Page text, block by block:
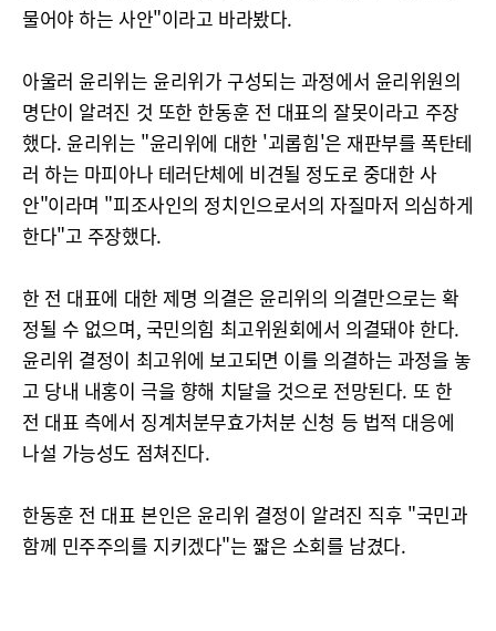
물어야 하는 사안"이라고 바라봤다.
아울러 윤리위는 윤리위가 구성되는 과정에서 윤리위원의
명단이 알려진 것 또한 한동훈 전 대표의 잘못이라고 주장
했다. 윤리위는 "윤리위에 대한 '괴롭힘'은 재판부를 폭탄테
러 하는 마피아나 테러단체에 비견될 정도로 중대한 사
안"이라며 "피조사인의 정치인으로서의 자질마저 의심하게
한다"고 주장했다.
한 전 대표에 대한 제명 의결은 윤리위의 의결만으로는 확
정될 수 없으며, 국민의힘 최고위원회에서 의결돼야 한다.
윤리위 결정이 최고위에 보고되면 이를 의결하는 과정을 놓
고 당내 내홍이 극을 향해 치달을 것으로 전망된다. 또 한
전 대표 측에서 징계처분무효가처분 신청 등 법적 대응에
나설 가능성도 점쳐진다.
한동훈 전 대표 본인은 윤리위 결정이 알려진 직후 "국민과
함께 민주주의를 지키겠다"는 짧은 소회를 남겼다.